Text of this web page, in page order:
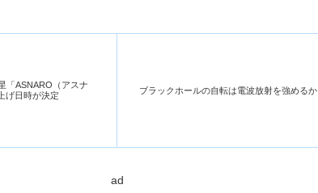
「ASNARO（アスナ
げ日時が決定
ブラックホールの自転は電波放射を強めるか
ad